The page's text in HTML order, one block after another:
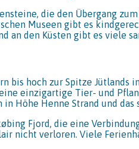
die den Übergang
Museen gibt es
an den Küsten gibt es viele
bis hoch zur Spitze
einzigartige Tier- und
Höhe Henne Strand und
Fjord, die eine
nicht verloren. Viele